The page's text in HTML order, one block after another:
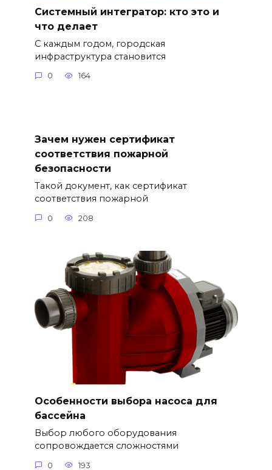
Системный интегратор: кто это и
что делает
С каждым годом, городская
инфраструктура становится
0 164
Зачем нужен сертификат
соответствия пожарной
безопасности
Такой документ, как сертификат
соответствия пожарной
0 208
Особенности выбора насоса для
бассейна
Выбор любого оборудования
сопровождается сложностями
0 193